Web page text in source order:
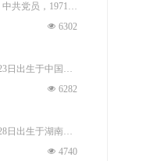
梦想十九年：历
共党员，1971年
，1972年出
省石家庄市无
中国传媒大学播
内地节目主持
넶 6302
日出生于中国安
，毕业于北京
媒大学），硕士
女主持人、导
넶 6282
日出生于湖南省
内地男主持人、
넶 4740